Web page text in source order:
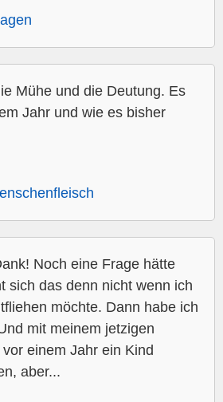
Mühe und die Deutung. Es
Jahr und wie es bisher
Noch eine Frage hätte
sich das denn nicht wenn ich
möchte. Dann habe ich
mit meinem jetzigen
einem Jahr ein Kind
aber...